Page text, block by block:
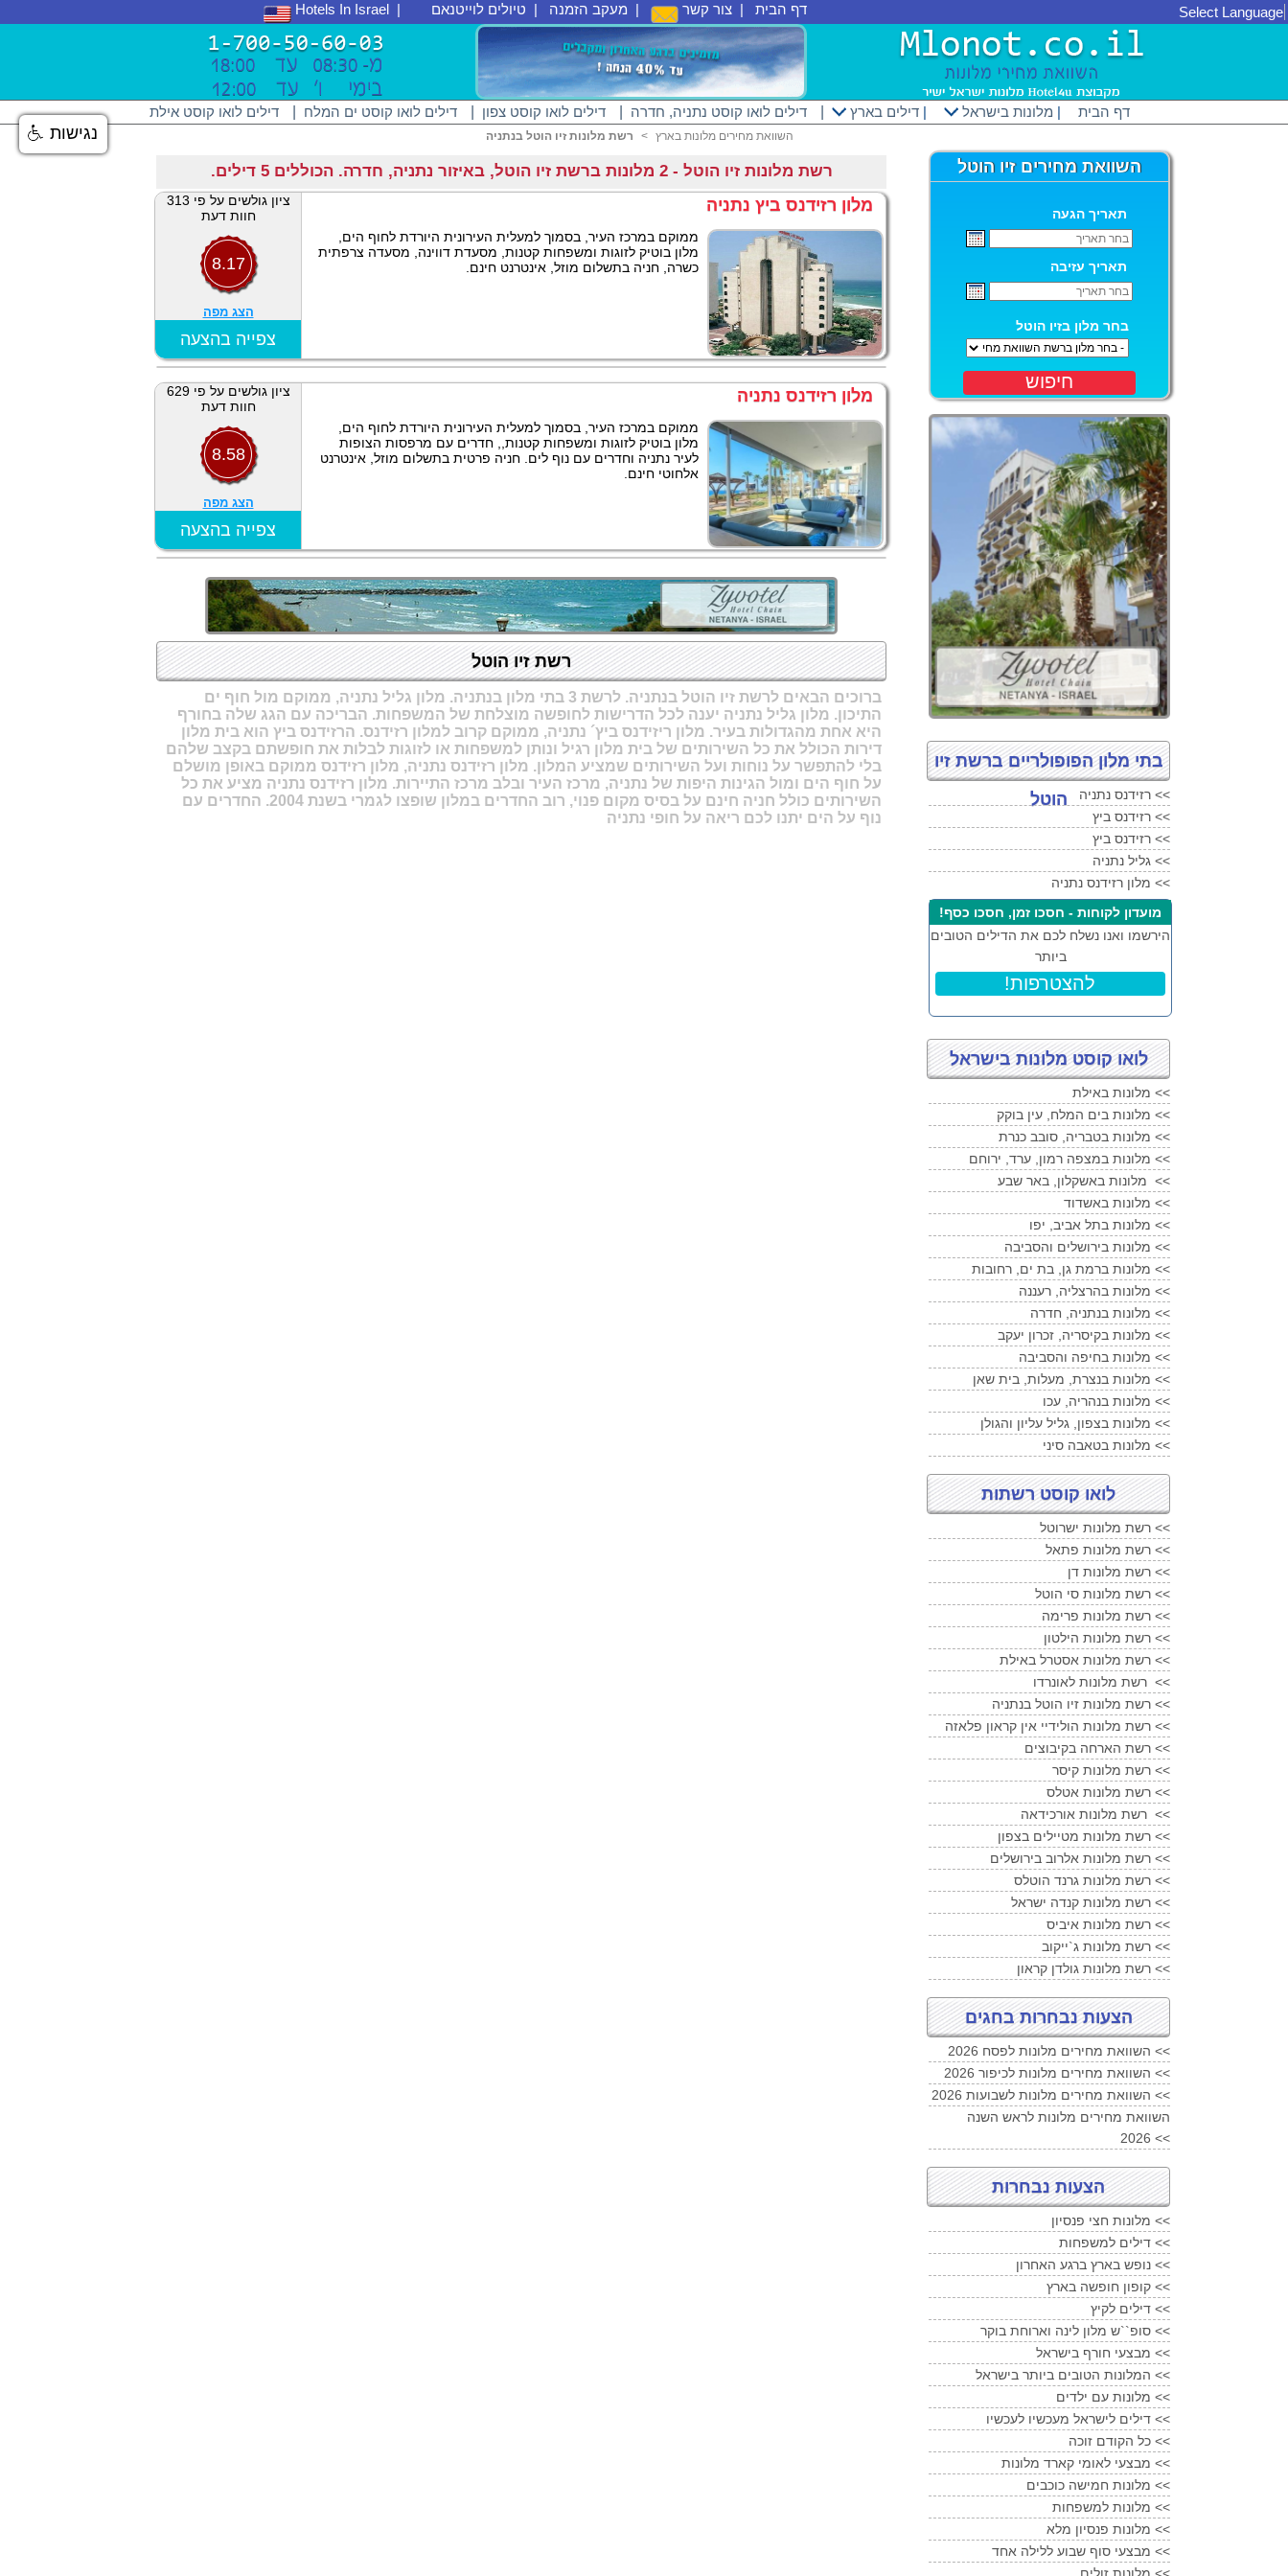
Hotels In Israel | טיולים לוייטנאם | מעקב הזמנה | צור קשר | דף הבית Select Language
דילים לואו קוסט אילת דילים לואו קוסט ים המלח דילים לואו קוסט צפון דילים לואו קוסט נתניה, חדרה דילים בארץ| מלונות בישראל | דף הבית
רשת מלונות זיו הוטל בנתניה < השוואת מחירים מלונות בארץ
רשת מלונות זיו הוטל - 2 מלונות ברשת זיו הוטל, באיזור נתניה, חדרה. הכוללים 5 דילים.
ציון גולשים על פי 313
חוות דעת
8.17
הצג מפה
צפייה בהצעה
מלון רזידנס ביץ נתניה
ממוקם במרכז העיר, בסמוך למעלית העירונית היורדת לחוף הים,
מלון בוטיק לזוגות ומשפחות קטנות, מסעדת דווינה, מסעדה צרפתית
כשרה, חניה בתשלום מוזל, אינטרנט חינם.
ציון גולשים על פי 629
חוות דעת
8.58
הצג מפה
צפייה בהצעה
מלון רזידנס נתניה
ממוקם במרכז העיר, בסמוך למעלית העירונית היורדת לחוף הים,
מלון בוטיק לזוגות ומשפחות קטנות,, חדרים עם מרפסות הצופות
לעיר נתניה וחדרים עם נוף לים. חניה פרטית בתשלום מוזל, אינטרנט
אלחוטי חינם.
רשת זיו הוטל
ברוכים הבאים לרשת זיו הוטל בנתניה. לרשת 3 בתי מלון בנתניה. מלון גליל נתניה,
ממוקם מול חוף ים
התיכון. מלון גליל נתניה יענה לכל הדרישות לחופשה מוצלחת של המשפחות. הבריכה עם הגג שלה בחורף
היא אחת מהגדולות בעיר. מלון ריזידנס ביץ´ נתניה, ממוקם קרוב למלון רזידנס. הרזידנס ביץ הוא בית מלון
דירות הכולל את כל השירותים של בית מלון רגיל ונותן למשפחות או לזוגות לבלות את חופשתם בקצב שלהם
בלי להתפשר על נוחות ועל השירותים שמציע המלון. מלון רזידנס נתניה, מלון רזידנס ממוקם באופן מושלם
על חוף הים ומול הגינות היפות של נתניה, מרכז העיר ובלב מרכז התיירות. מלון רזידנס נתניה מציע את כל
השירותים כולל חניה חינם על בסיס מקום פנוי, רוב החדרים במלון שופצו לגמרי בשנת 2004. החדרים עם
נוף על הים יתנו לכם ריאה על חופי נתניה
השוואת מחירים זיו הוטל
תאריך הגעה
תאריך עזיבה
בחר מלון בזיו הוטל
חיפוש
בתי מלון הפופולריים ברשת זיו
הוטל
רזידנס נתניה <<
רזידנס ביץ <<
רזידנס ביץ <<
גליל נתניה <<
מלון רזידנס נתניה <<
מועדון לקוחות - חסכו זמן, חסכו כסף!
הירשמו ואנו נשלח לכם את הדילים הטובים
ביותר
!להצטרפות
לואו קוסט מלונות בישראל
מלונות באילת <<
מלונות בים המלח, עין בוקק <<
מלונות בטבריה, סובב כנרת <<
מלונות במצפה רמון, ערד, ירוחם <<
מלונות באשקלון, באר שבע <<
מלונות באשדוד <<
מלונות בתל אביב, יפו <<
מלונות בירושלים והסביבה <<
מלונות ברמת גן, בת ים, רחובות <<
מלונות בהרצליה, רעננה <<
מלונות בנתניה, חדרה <<
מלונות בקיסריה, זכרון יעקב <<
מלונות בחיפה והסביבה <<
מלונות בנצרת, מעלות, בית שאן <<
מלונות בנהריה, עכו <<
מלונות בצפון, גליל עליון והגולן <<
מלונות בטאבה סיני <<
לואו קוסט רשתות
רשת מלונות ישרוטל <<
רשת מלונות פתאל <<
רשת מלונות דן <<
רשת מלונות סי הוטל <<
רשת מלונות פרימה <<
רשת מלונות הילטון <<
רשת מלונות אסטרל באילת <<
רשת מלונות לאונרדו <<
רשת מלונות זיו הוטל בנתניה <<
רשת מלונות הולידיי אין קראון פלאזה <<
רשת הארחה בקיבוצים <<
רשת מלונות קיסר <<
רשת מלונות אטלס <<
רשת מלונות אורכידאה <<
רשת מלונות מטיילים בצפון <<
רשת מלונות אלרוב בירושלים <<
רשת מלונות גרנד הוטלס <<
רשת מלונות קנדה ישראל <<
רשת מלונות איביס <<
רשת מלונות ג`ייקוב <<
רשת מלונות גולדן קראון <<
הצעות נבחרות בחגים
השוואת מחירים מלונות לפסח 2026 <<
השוואת מחירים מלונות לכיפור 2026 <<
השוואת מחירים מלונות לשבועות 2026 <<
השוואת מחירים מלונות לראש השנה
2026 <<
הצעות נבחרות
מלונות חצי פנסיון <<
דילים למשפחות <<
נופש בארץ ברגע האחרון <<
קופון חופשה בארץ <<
דילים לקיץ <<
סופ``ש מלון לינה וארוחת בוקר <<
מבצעי חורף בישראל <<
המלונות הטובים ביותר בישראל <<
מלונות עם ילדים <<
דילים לישראל מעכשיו לעכשיו <<
כל הקודם זוכה <<
מבצעי לאומי קארד מלונות <<
מלונות חמישה כוכבים <<
מלונות למשפחות <<
מלונות פנסיון מלא <<
מבצעי סוף שבוע ללילה אחד <<
נגישות